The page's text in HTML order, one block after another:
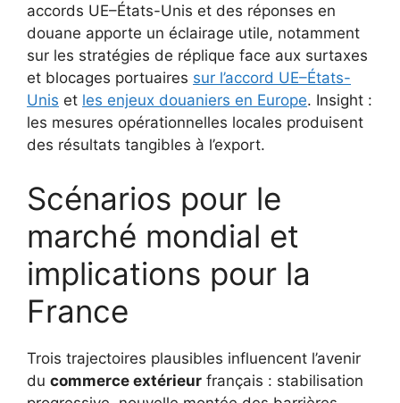
accords UE–États-Unis et des réponses en
douane apporte un éclairage utile, notamment
sur les stratégies de réplique face aux surtaxes
et blocages portuaires sur l’accord UE–États-
Unis et les enjeux douaniers en Europe. Insight :
les mesures opérationnelles locales produisent
des résultats tangibles à l’export.
Scénarios pour le
marché mondial et
implications pour la
France
Trois trajectoires plausibles influencent l’avenir
du commerce extérieur français : stabilisation